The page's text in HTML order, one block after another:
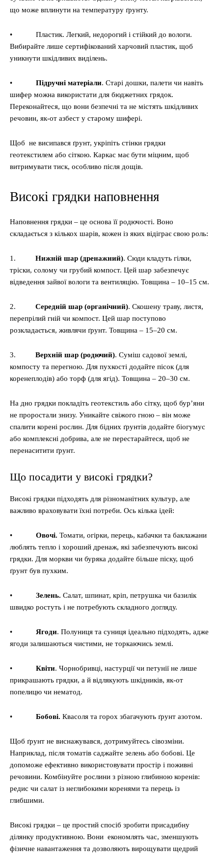
що може вплинути на температуру ґрунту.
• Пластик. Легкий, недорогий і стійкий до вологи.
Вибирайте лише сертифікований харчовий пластик, щоб
уникнути шкідливих виділень.
• Підручні матеріали. Старі дошки, палети чи навіть
шифер можна використати для бюджетних грядок.
Переконайтеся, що вони безпечні та не містять шкідливих
речовин, як-от азбест у старому шифері.
Щоб не висипався ґрунт, укріпіть стінки грядки
геотекстилем або сіткою. Каркас має бути міцним, щоб
витримувати тиск, особливо після дощів.
Високі грядки наповнення
Наповнення грядки – це основа її родючості. Воно
складається з кількох шарів, кожен із яких відіграє свою роль:
1. Нижній шар (дренажний). Сюди кладуть гілки,
тріски, солому чи грубий компост. Цей шар забезпечує
відведення зайвої вологи та вентиляцію. Товщина – 10–15 см.
2. Середній шар (органічний). Скошену траву, листя,
перепрілий гній чи компост. Цей шар поступово
розкладається, живлячи ґрунт. Товщина – 15–20 см.
3. Верхній шар (родючий). Суміш садової землі,
компосту та перегною. Для пухкості додайте пісок (для
коренеплодів) або торф (для ягід). Товщина – 20–30 см.
На дно грядки покладіть геотекстиль або сітку, щоб бур’яни
не проростали знизу. Уникайте свіжого гною – він може
спалити корені рослин. Для бідних ґрунтів додайте біогумус
або комплексні добрива, але не перестарайтеся, щоб не
перенаситити ґрунт.
Що посадити у високі грядки?
Високі грядки підходять для різноманітних культур, але
важливо враховувати їхні потреби. Ось кілька ідей:
• Овочі. Томати, огірки, перець, кабачки та баклажани
люблять тепло і хороший дренаж, які забезпечують високі
грядки. Для моркви чи буряка додайте більше піску, щоб
ґрунт був пухким.
• Зелень. Салат, шпинат, кріп, петрушка чи базилік
швидко ростуть і не потребують складного догляду.
• Ягоди. Полуниця та суниця ідеально підходять, адже
ягоди залишаються чистими, не торкаючись землі.
• Квіти. Чорнобривці, настурції чи петунії не лише
прикрашають грядки, а й відлякують шкідників, як-от
попелицю чи нематод.
• Бобові. Квасоля та горох збагачують ґрунт азотом.
Щоб ґрунт не виснажувався, дотримуйтесь сівозміни.
Наприклад, після томатів саджайте зелень або бобові. Це
допоможе ефективно використовувати простір і поживні
речовини. Комбінуйте рослини з різною глибиною коренів:
редис чи салат із неглибокими коренями та перець із
глибшими.
Високі грядки – це простий спосіб зробити присадибну
ділянку продуктивною. Вони економлять час, зменшують
фізичне навантаження та дозволяють вирощувати щедрий